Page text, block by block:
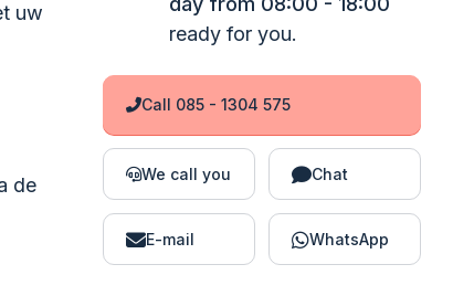
uw
de
ready for you.
Call 085 - 1304 575
We call you Chat
E-mail WhatsApp